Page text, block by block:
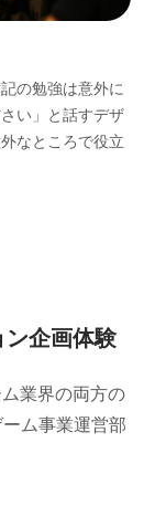
の勉強は意外に
い」と話すデザ
なところで役立
企画体験
業界の両方の
ム事業運営部